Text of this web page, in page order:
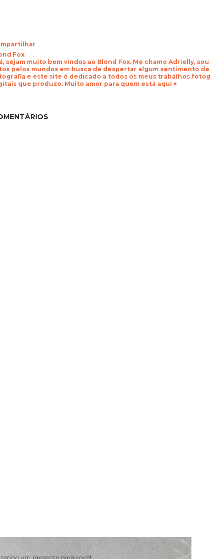
Fox
sejam muito bem vindos ao Blond Fox. Me chamo Adrielly,
pelos mundos em busca de despertar algum sentimento
e este site é dedicado a todos os meus trabalhos
que produzo. Muito amor para quem está aqui ♥